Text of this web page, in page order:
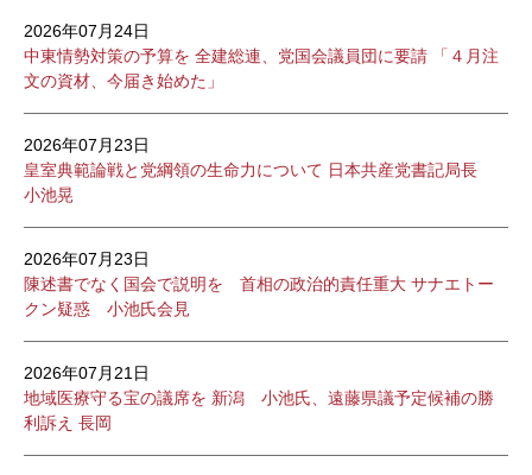
2026年07月24日
中東情勢対策の予算を 全建総連、党国会議員団に要請 「４月注
文の資材、今届き始めた」
2026年07月23日
皇室典範論戦と党綱領の生命力について 日本共産党書記局長
小池晃
2026年07月23日
陳述書でなく国会で説明を 首相の政治的責任重大 サナエトー
クン疑惑 小池氏会見
2026年07月21日
地域医療守る宝の議席を 新潟 小池氏、遠藤県議予定候補の勝
利訴え 長岡